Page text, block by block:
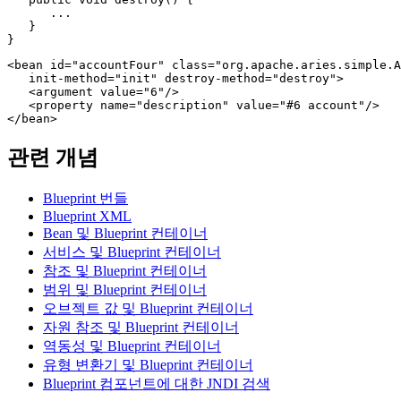
      ...
   }
}
<bean id="accountFour"
   init-method="init" destroy-method="destroy">
   <argument value="6"/>
   <property name="description" value="#6 account"/>
</bean>
관련 개념
Blueprint 번들
Blueprint XML
Bean 및 Blueprint 컨테이너
서비스 및 Blueprint 컨테이너
참조 및 Blueprint 컨테이너
범위 및 Blueprint 컨테이너
오브젝트 값 및 Blueprint 컨테이너
자원 참조 및 Blueprint 컨테이너
역동성 및 Blueprint 컨테이너
유형 변환기 및 Blueprint 컨테이너
Blueprint 컴포넌트에 대한 JNDI 검색